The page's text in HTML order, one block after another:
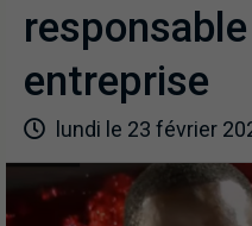
entreprise
lundi le 23 février